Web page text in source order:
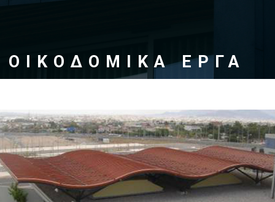
ΟΙΚΟΔΟΜΙΚΑ ΕΡΓΑ